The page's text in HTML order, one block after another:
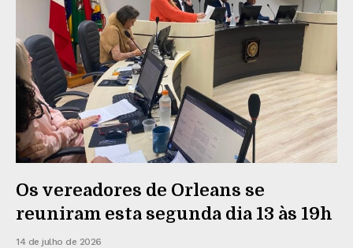
Os vereadores de Orleans se
reuniram esta segunda dia 13 às 19h
14 de julho de 2026